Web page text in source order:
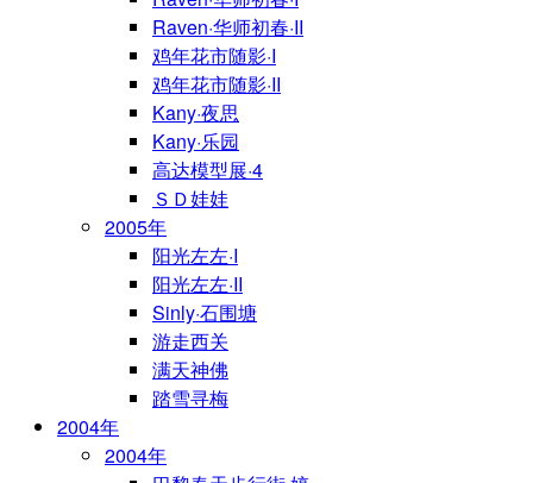
Raven·华师初春·II
鸡年花市随影·I
鸡年花市随影·II
Kany·夜思
Kany·乐园
高达模型展·4
ＳＤ娃娃
2005年
阳光左左·I
阳光左左·II
Sinly·石围塘
游走西关
满天神佛
踏雪寻梅
2004年
2004年